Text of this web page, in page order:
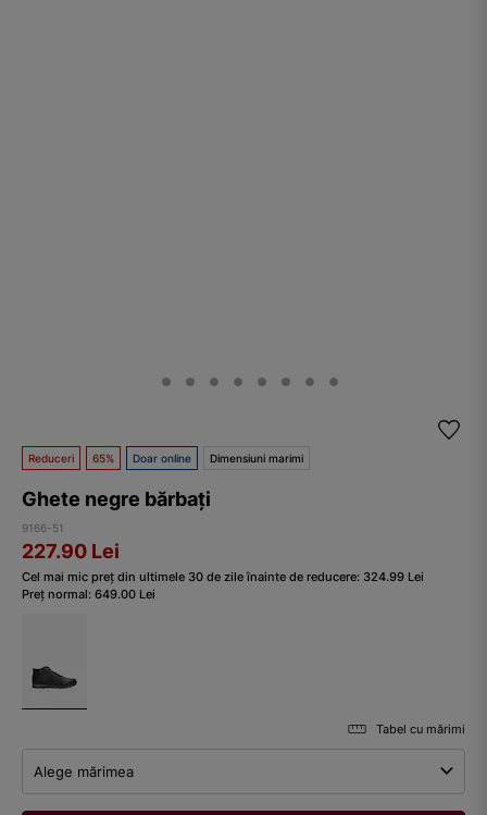
Reduceri 65% Doar online Dimensiuni marimi
Ghete negre bărbați
9166-51
227.90 Lei
Cel mai mic preț din ultimele 30 de zile înainte de reducere: 324.99 Lei
Preț normal: 649.00 Lei
Tabel cu mărimi
Alege mărimea